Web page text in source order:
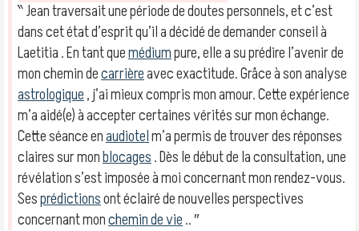
‶ Jean traversait une période de doutes personnels, et c’est
dans cet état d’esprit qu’il a décidé de demander conseil à
Laetitia . En tant quemédiumpure, elle a su prédire l’avenir de
mon chemin decarrièreavec exactitude. Grâce à son analyse
astrologique, j’ai mieux compris mon amour. Cette expérience
m’a aidé(e) à accepter certaines vérités sur mon échange.
Cette séance enaudiotelm’a permis de trouver des réponses
claires sur monblocages. Dès le début de la consultation, une
révélation s’est imposée à moi concernant mon rendez-vous.
Sesprédictionsont éclairé de nouvelles perspectives
concernant monchemin de vie.. ″